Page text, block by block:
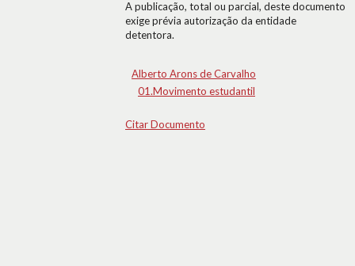
A publicação, total ou parcial, deste documento
exige prévia autorização da entidade
detentora.
Alberto Arons de Carvalho
01.Movimento estudantil
Citar Documento